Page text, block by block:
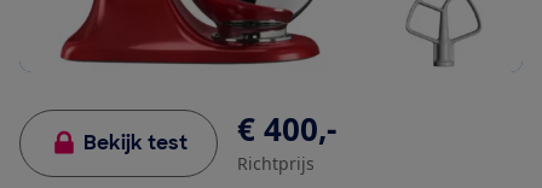
Bekijk test € 400,-
Richtprijs